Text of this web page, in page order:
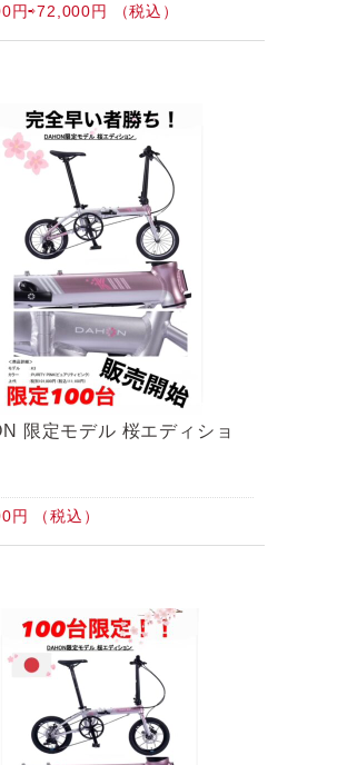
円⇨72,000円 （税込）
限定モデル 桜エディショ
円 （税込）